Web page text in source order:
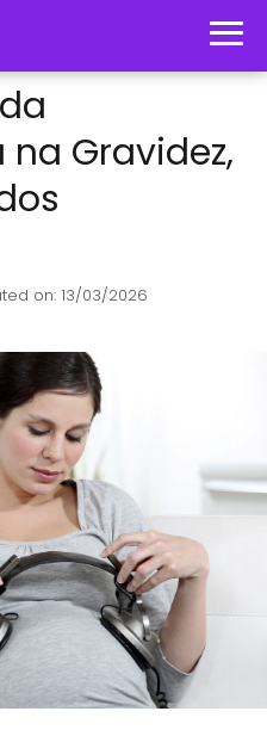
Gravidez,
on: 13/03/2026